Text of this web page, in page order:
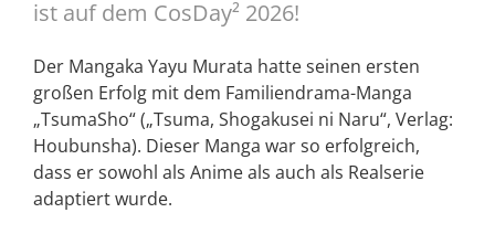
ist auf dem CosDay² 2026!
Der Mangaka Yayu Murata hatte seinen ersten
großen Erfolg mit dem Familiendrama-Manga
„TsumaSho“ („Tsuma, Shogakusei ni Naru“, Verlag:
Houbunsha). Dieser Manga war so erfolgreich,
dass er sowohl als Anime als auch als Realserie
adaptiert wurde.